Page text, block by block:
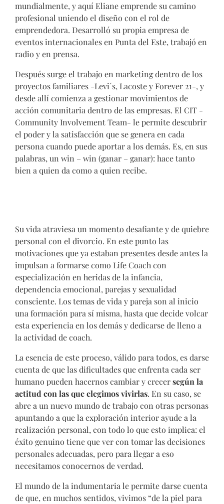
mundialmente, y aquí Eliane emprende su camino
profesional uniendo el diseño con el rol de
emprendedora. Desarrolló su propia empresa de
eventos internacionales en Punta del Este, trabajó en
radio y en prensa.
Después surge el trabajo en marketing dentro de los
proyectos familiares -Levi´s, Lacoste y Forever 21-, y
desde allí comienza a gestionar movimientos de
acción comunitaria dentro de las empresas. El CIT -
Community Involvement Team- le permite descubrir
el poder y la satisfacción que se genera en cada
persona cuando puede aportar a los demás. Es, en sus
palabras, un win – win (ganar – ganar): hace tanto
bien a quien da como a quien recibe.
Su vida atraviesa un momento desafiante y de quiebre
personal con el divorcio. En este punto las
motivaciones que ya estaban presentes desde antes la
impulsan a formarse como Life Coach con
especialización en heridas de la infancia,
dependencia emocional, parejas y sexualidad
consciente. Los temas de vida y pareja son al inicio
una formación para sí misma, hasta que decide volcar
esta experiencia en los demás y dedicarse de lleno a
la actividad de coach.
La esencia de este proceso, válido para todos, es darse
cuenta de que las dificultades que enfrenta cada ser
humano pueden hacernos cambiar y crecersegún la
actitud con las que elegimos vivirlas. En su caso, se
abre a un nuevo mundo de trabajo con otras personas
apuntando a que la exploración interior ayude a la
realización personal, con todo lo que esto implica: el
éxito genuino tiene que ver con tomar las decisiones
personales adecuadas, pero para llegar a eso
necesitamos conocernos de verdad.
El mundo de la indumentaria le permite darse cuenta
de que, en muchos sentidos, vivimos “de la piel para